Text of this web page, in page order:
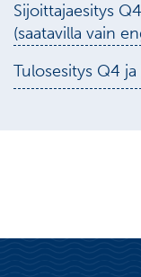
Sijoittajaesitys
(saatavilla vain
Tulosesitys Q4